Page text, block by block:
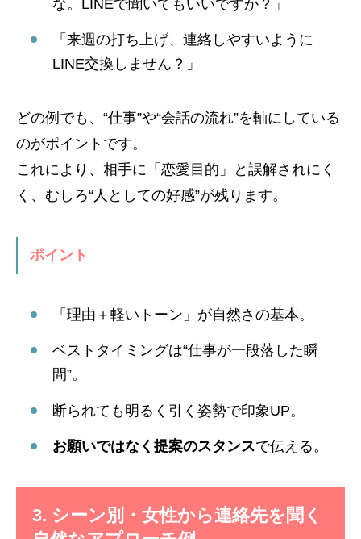
な。LINEで聞いてもいいですか？」
「来週の打ち上げ、連絡しやすいように
LINE交換しません？」
どの例でも、“仕事”や“会話の流れ”を軸にしている
のがポイントです。
これにより、相手に「恋愛目的」と誤解されにく
く、むしろ“人としての好感”が残ります。
ポイント
「理由＋軽いトーン」が自然さの基本。
ベストタイミングは“仕事が一段落した瞬
間”。
断られても明るく引く姿勢で印象UP。
お願いではなく提案のスタンスで伝える。
3. シーン別・女性から連絡先を聞く